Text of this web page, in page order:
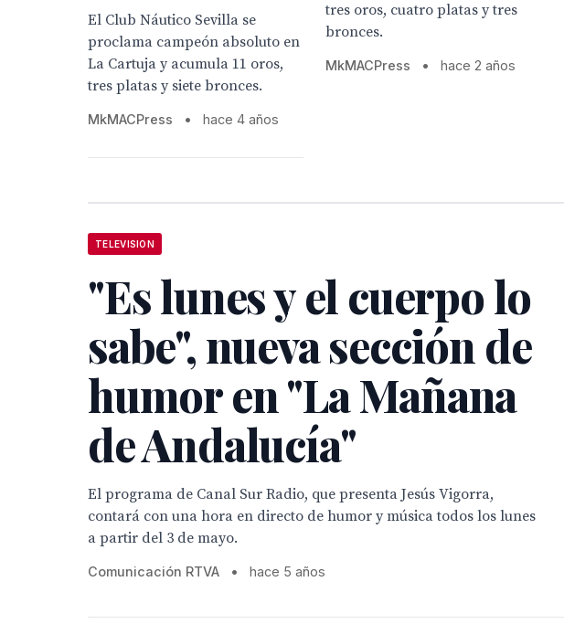
tres oros, cuatro platas y tres
bronces.
MkMACPress • hace 2 años
El Club Náutico Sevilla se
proclama campeón absoluto en
La Cartuja y acumula 11 oros,
tres platas y siete bronces.
MkMACPress • hace 4 años
TELEVISION
"Es lunes y el cuerpo lo
sabe", nueva sección de
humor en "La Mañana
de Andalucía"
El programa de Canal Sur Radio, que presenta Jesús Vigorra,
contará con una hora en directo de humor y música todos los lunes
a partir del 3 de mayo.
Comunicación RTVA • hace 5 años